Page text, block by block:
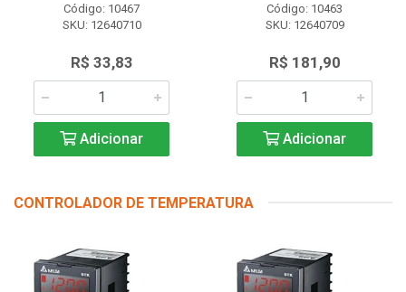
Código: 10467
SKU: 12640710
R$ 33,83
Adicionar
Código: 10463
SKU: 12640709
R$ 181,90
Adicionar
CONTROLADOR DE TEMPERATURA